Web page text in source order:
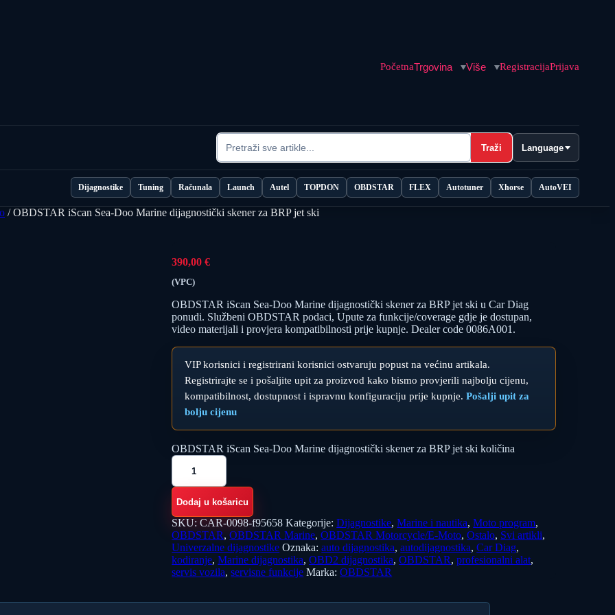
PočetnaTrgovina Više RegistracijaPrijava
Traži Language
Dijagnostike Tuning Računala Launch Autel TOPDON OBDSTAR FLEX Autotuner Xhorse AutoVEI
/ OBDSTAR iScan Sea-Doo Marine dijagnostički skener za BRP jet ski
390,00€
(VPC)
OBDSTAR iScan Sea-Doo Marine dijagnostički skener za BRP jet ski u Car Diag
ponudi. Službeni OBDSTAR podaci, Upute za funkcije/coverage gdje je dostupan,
video materijali i provjera kompatibilnosti prije kupnje. Dealer code 0086A001.
VIP korisnici i registrirani korisnici ostvaruju popust na većinu artikala.
Registrirajte se i pošaljite upit za proizvod kako bismo provjerili najbolju cijenu,
kompatibilnost, dostupnost i ispravnu konfiguraciju prije kupnje.Pošalji upit za
bolju cijenu
OBDSTAR iScan Sea-Doo Marine dijagnostički skener za BRP jet ski količina
Dodaj u košaricu
SKU:CAR-0098-f95658 Kategorije:Dijagnostike,Marine i nautika,Moto program,
OBDSTAR,OBDSTAR Marine,OBDSTAR Motorcycle/E-Moto,Ostalo, Svi artikli,
Univerzalne dijagnostike Oznaka:auto dijagnostika,autodijagnostika,Car Diag,
kodiranje,Marine dijagnostika,OBD2 dijagnostika,OBDSTAR,profesionalni alat,
servis vozila,servisne funkcije Marka:OBDSTAR